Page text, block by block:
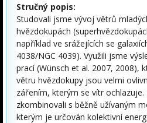
Stručný popis:
Studovali jsme vývoj větrů
hvězdokupách
například ve srážejících se
4038/NGC 4039). Využili jsme
prací (Wünsch et al. 2007, 2008),
větru hvězdokupy jsou velmi
zářením, kterým se vítr
zkombinovali s běžně užívaným
kterým je určován kolektivní